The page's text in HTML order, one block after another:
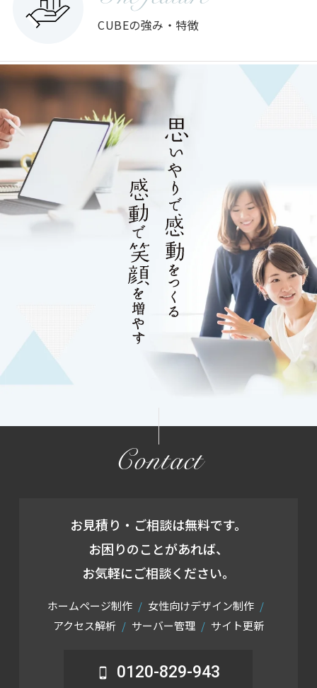
CUBEの強み・特徴
Contact
お見積り・ご相談は無料です。
お困りのことがあれば、
お気軽にご相談ください。
ホームページ制作
女性向けデザイン制作
アクセス解析
サーバー管理 サイト更新
0120-829-943